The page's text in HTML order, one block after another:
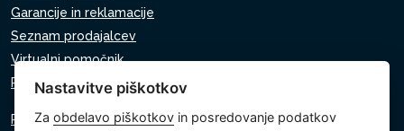
Garancije in reklamacije
Seznam prodajalcev
Virtualni pomočnik
Pišite nam
Politika zasebnosti
Nastavitve piškotkov
Zaobdelavo piškotkov in posredovanje podatkov